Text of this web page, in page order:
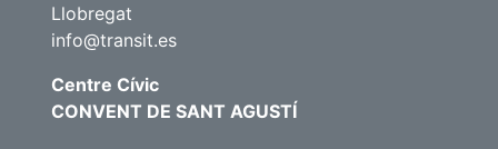
Llobregat
info@transit.es
Centre Cívic
CONVENT DE SANT AGUSTÍ